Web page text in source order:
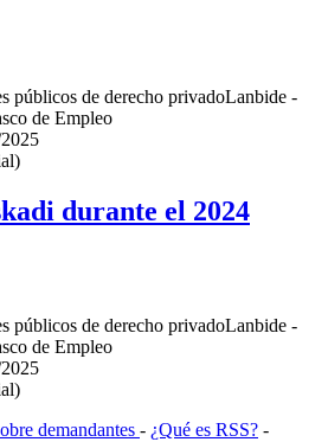
públicos de derecho privadoLanbide -
de Empleo
durante el 2024
públicos de derecho privadoLanbide -
de Empleo
demandantes - ¿Qué es RSS? -